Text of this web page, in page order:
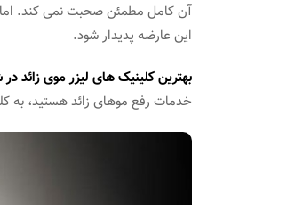
آن کامل مطمئن صحبت نمی کند.
این عارضه پدیدار شود.
بهترین کلینیک های لیزر موی زائد در
خدمات رفع موهای زائد هستید، به